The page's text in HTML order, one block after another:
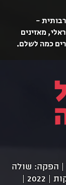
-
מאזינים
כמה לשלם.
| הפקה: שולה